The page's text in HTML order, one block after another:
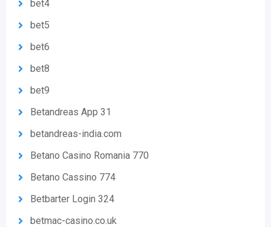
bet4
bet5
bet6
bet8
bet9
Betandreas App 31
betandreas-india.com
Betano Casino Romania 770
Betano Cassino 774
Betbarter Login 324
betmac-casino.co.uk